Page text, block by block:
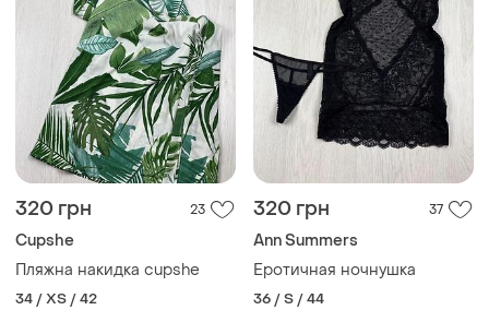
320 грн 23
Cupshe
Пляжна накидка cupshe
34 / XS / 42
320 грн 37
Ann Summers
Еротичная ночнушка
36 / S / 44